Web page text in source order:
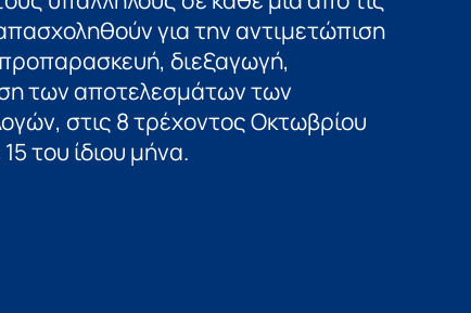
για την αντιμετώπιση
διεξαγωγή,
των αποτελεσμάτων των
στις 8 τρέχοντος Οκτωβρίου
του ίδιου μήνα.